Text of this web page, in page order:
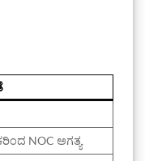
NOC ಅಗತ್ಯ